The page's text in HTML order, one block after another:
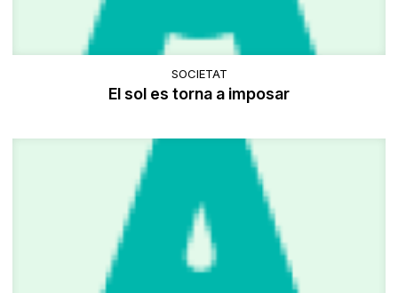
SOCIETAT
El sol es torna a imposar